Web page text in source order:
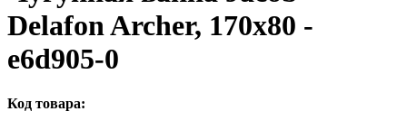
Delafon Archer, 170x80 -
e6d905-0
Код товара: